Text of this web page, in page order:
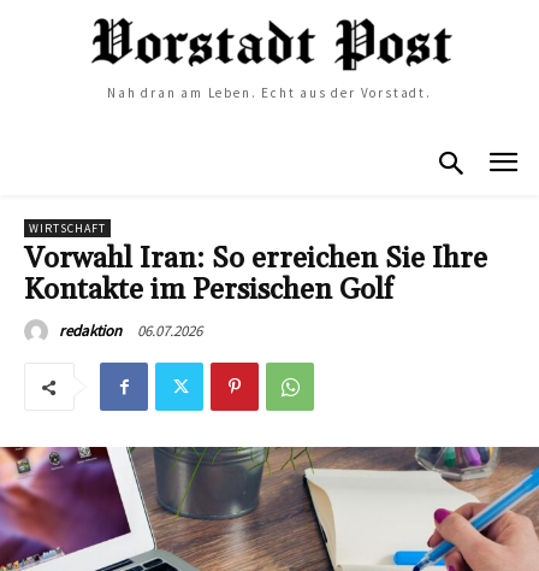
Nah dran am Leben. Echt aus der Vorstadt.
WIRTSCHAFT
Vorwahl Iran: So erreichen Sie Ihre
Kontakte im Persischen Golf
redaktion 06.07.2026